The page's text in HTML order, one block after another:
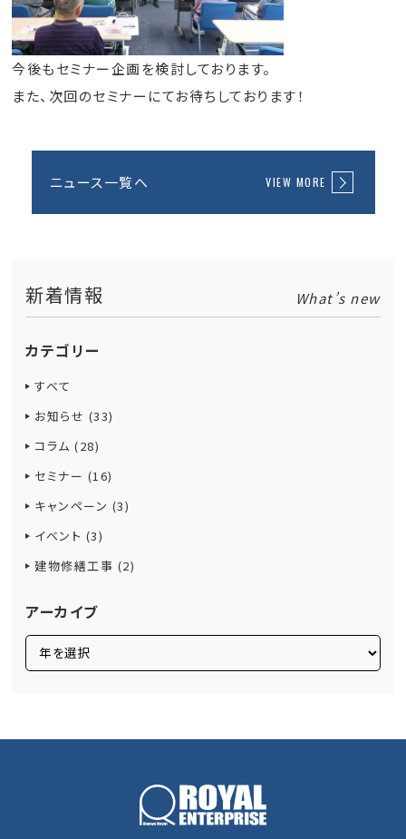
新着情報 What’s new
カテゴリー
すべて
お知らせ (33)
コラム (28)
セミナー (16)
キャンペーン (3)
イベント (3)
建物修繕工事 (2)
アーカイブ
今後もセミナー企画を検討しております。
また、次回のセミナーにてお待ちしております！
ニュース一覧へ VIEW MORE